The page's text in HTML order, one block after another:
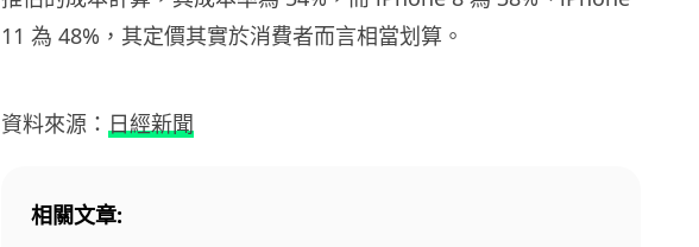
11 為 48%，其定價其實於消費者而言相當划算。
資料來源： 日經新聞
相關文章: